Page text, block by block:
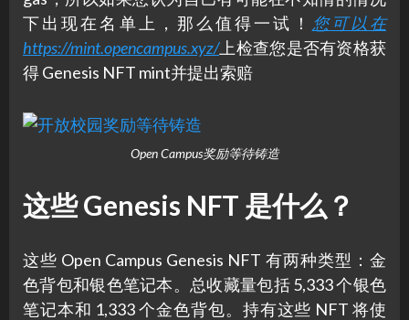
下出现在名单上，那么值得一试！ 您可以在
https://mint.opencampus.xyz/上检查您是否有资格获
得 Genesis NFT mint并提出索赔
Open Campus奖励等待铸造
这些 Genesis NFT 是什么？
这些 Open Campus Genesis NFT 有两种类型：金
色背包和银色笔记本。总收藏量包括 5,333 个银色
笔记本和 1,333 个金色背包。持有这些 NFT 将使